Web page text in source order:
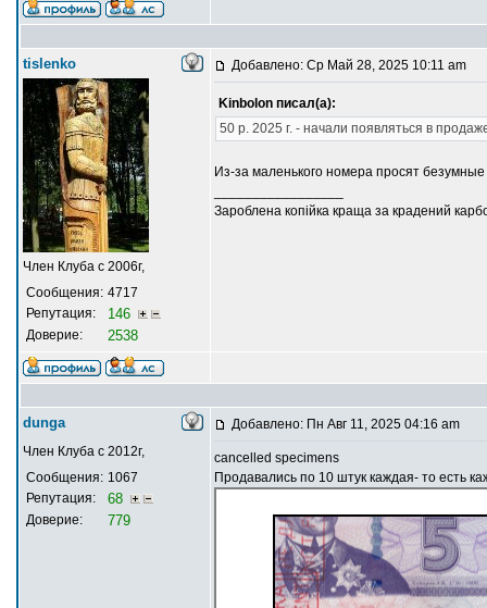
tislenko
Член Клуба с 2006г,
Сообщения: 4717
Репутация:
146
Доверие: 2538
Добавлено: Ср Май 28, 2025 10:11 am
Kinbolon писал(а):
50 р. 2025 г. - начали появляться в
Из-за маленького номера просят безумные
Зароблена копійка краща за крадений
dunga
Член Клуба с 2012г,
Сообщения: 1067
Репутация:
68
Доверие: 779
Добавлено: Пн Авг 11, 2025 04:16 am
cancelled specimens
Продавались по 10 штук каждая- то есть